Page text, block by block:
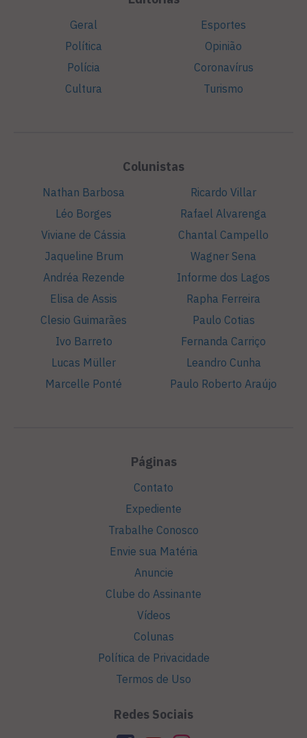
Geral
Política
Polícia
Cultura
Esportes
Opinião
Coronavírus
Turismo
Colunistas
Nathan Barbosa
Léo Borges
Viviane de Cássia
Jaqueline Brum
Andréa Rezende
Elisa de Assis
Clesio Guimarães
Ivo Barreto
Lucas Müller
Marcelle Ponté
Ricardo Villar
Rafael Alvarenga
Chantal Campello
Wagner Sena
Informe dos Lagos
Rapha Ferreira
Paulo Cotias
Fernanda Carriço
Leandro Cunha
Paulo Roberto Araújo
Páginas
Contato
Expediente
Trabalhe Conosco
Envie sua Matéria
Anuncie
Clube do Assinante
Vídeos
Colunas
Política de Privacidade
Termos de Uso
Redes Sociais